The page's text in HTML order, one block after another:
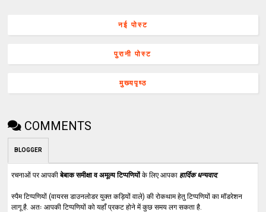
नई पोस्ट
पुरानी पोस्ट
मुख्यपृष्ठ
COMMENTS
BLOGGER
रचनाओं पर आपकीबेबाक समीक्षा व अमूल्य टिप्पणियोंके लिए आपका हार्दिक धन्यवाद.
स्पैम टिप्पणियों (वायरस डाउनलोडर युक्त कड़ियों वाले) की रोकथाम हेतु टिप्पणियों का मॉडरेशन
लागू है. अतः आपकी टिप्पणियों को यहाँ प्रकट होने में कुछ समय लग सकता है.